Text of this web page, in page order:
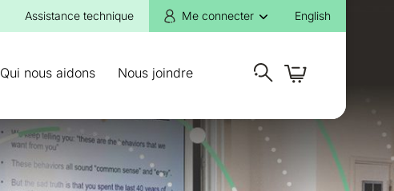
Assistance technique Me connecter English
Qui nous aidons Nous joindre